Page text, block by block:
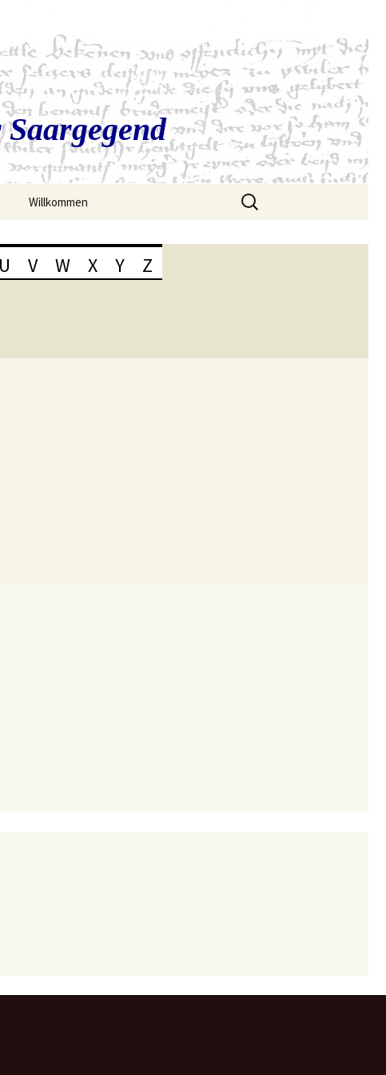
Willkommen
Suchen
nach:
U V W X Y Z